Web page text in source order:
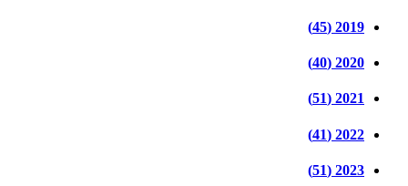
2019 (45)
2020 (40)
2021 (51)
2022 (41)
2023 (51)